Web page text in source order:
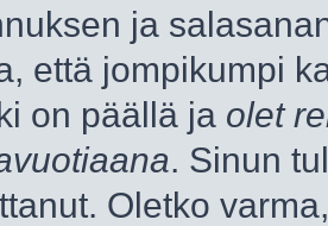
ja
että jompikumpi
on päällä ja olet
. Sinun
Oletko